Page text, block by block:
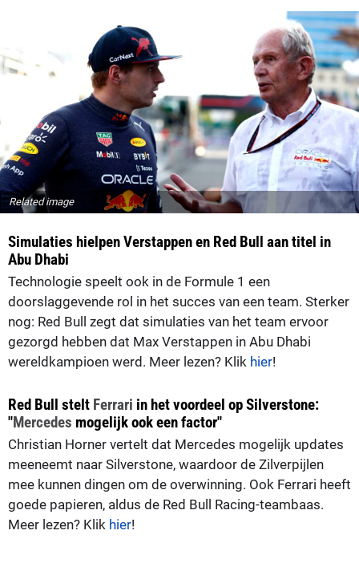
Related image
Simulaties hielpen Verstappen en Red Bull aan titel in
Abu Dhabi
Technologie speelt ook in de Formule 1 een
doorslaggevende rol in het succes van een team. Sterker
nog: Red Bull zegt dat simulaties van het team ervoor
gezorgd hebben dat Max Verstappen in Abu Dhabi
wereldkampioen werd. Meer lezen? Klik hier!
Red Bull stelt Ferrari in het voordeel op Silverstone:
"Mercedes mogelijk ook een factor"
Christian Horner vertelt dat Mercedes mogelijk updates
meeneemt naar Silverstone, waardoor de Zilverpijlen
mee kunnen dingen om de overwinning. Ook Ferrari heeft
goede papieren, aldus de Red Bull Racing-teambaas.
Meer lezen? Klik hier!